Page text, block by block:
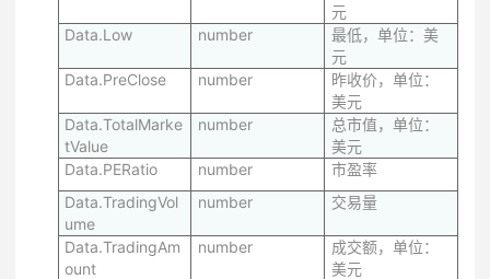
元
Data.Low
number
最低，单位：美
元
Data.PreClose
number
昨收价，单位：
美元
Data.TotalMarke
tValue
number
总市值，单位：
美元
Data.PERatio
number
市盈率
Data.TradingVol
ume
number 交易量
Data.TradingAm
ount
number
成交额，单位：
美元